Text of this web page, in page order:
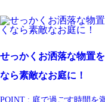
せっかくお洒落な物置を
なら素敵なお庭に！
POINT : 庭で過ごす時間を